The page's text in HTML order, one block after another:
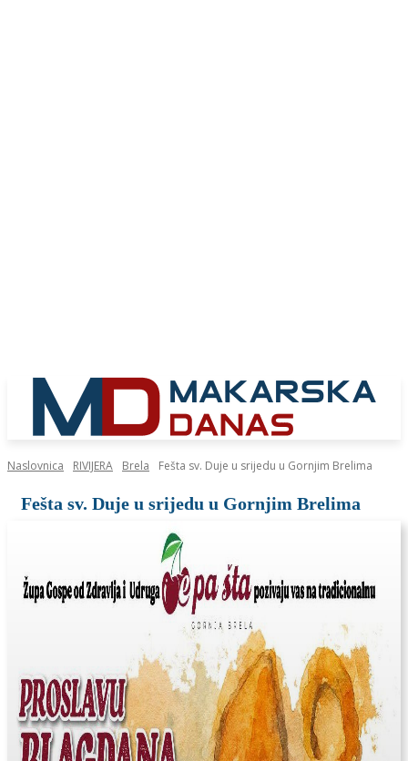
Naslovnica RIVIJERA Brela Fešta sv. Duje u srijedu u Gornjim Brelima
Fešta sv. Duje u srijedu u Gornjim Brelima